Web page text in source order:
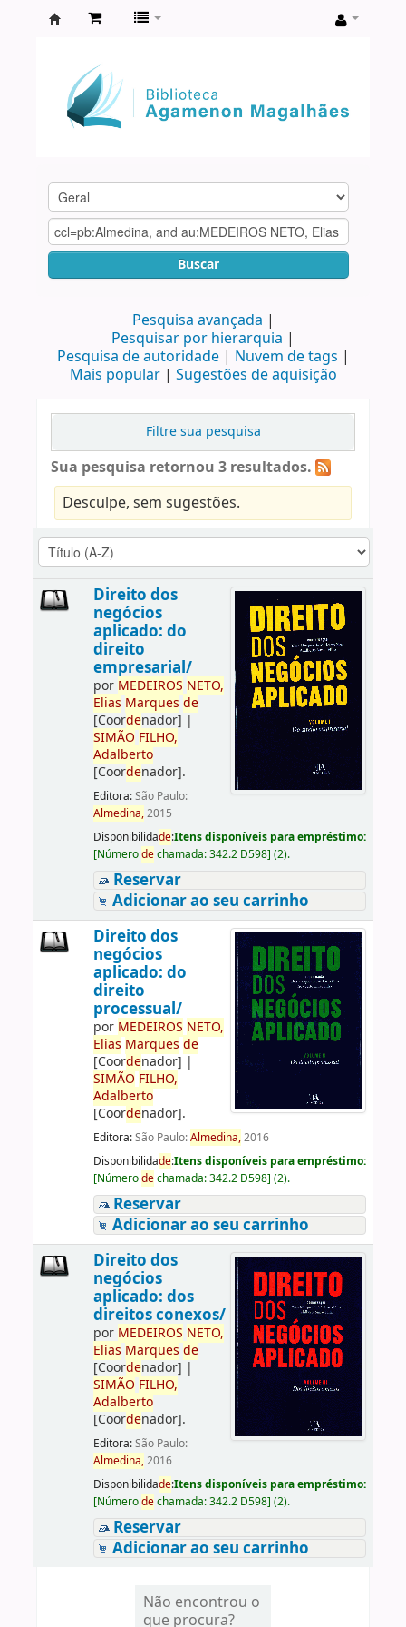
Agamenon
Magalhães
Buscar
Pesquisa avançada
Pesquisar por hierarquia
Pesquisa de autoridade
Nuvem de tags
Mais popular
Sugestões de aquisição
Filtre sua pesquisa
Sua pesquisa retornou 3 resultados.
Desculpe, sem sugestões.
Direito dos
negócios
aplicado: do
direito
empresarial/
por MEDEIROS NETO,
Elias Marques de
[Coordenador] |
SIMÃO FILHO,
Adalberto
[Coordenador].
Editora:São Paulo:
Almedina,2015
Disponibilidade:Itens disponíveis para empréstimo:
[Númerodechamada:342.2 D598] (2).
Reservar
Adicionar ao seu carrinho
Direito dos
negócios
aplicado: do
direito
processual/
por MEDEIROS NETO,
Elias Marques de
[Coordenador] |
SIMÃO FILHO,
Adalberto
[Coordenador].
Editora:São Paulo:Almedina,2016
Disponibilidade:Itens disponíveis para empréstimo:
[Númerodechamada:342.2 D598] (2).
Reservar
Adicionar ao seu carrinho
Direito dos
negócios
aplicado: dos
direitos conexos/
por MEDEIROS NETO,
Elias Marques de
[Coordenador] |
SIMÃO FILHO,
Adalberto
[Coordenador].
Editora:São Paulo:
Almedina,2016
Disponibilidade:Itens disponíveis para empréstimo:
[Númerodechamada:342.2 D598] (2).
Reservar
Adicionar ao seu carrinho
Não encontrou o
que procura?